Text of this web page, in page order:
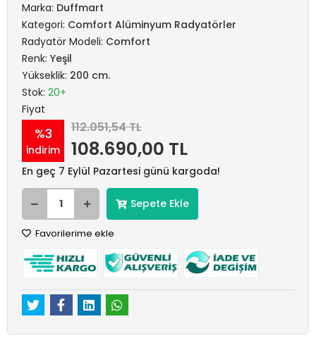
Marka: Duffmart
Kategori: Comfort Alüminyum Radyatörler
Radyatör Modeli: Comfort
Renk: Yeşil
Yükseklik: 200 cm.
Stok: 20+
Fiyat
%3
indirim
112.051,54 TL
108.690,00 TL
En geç 7 Eylül Pazartesi günü kargoda!
Sepete Ekle
Favorilerime ekle